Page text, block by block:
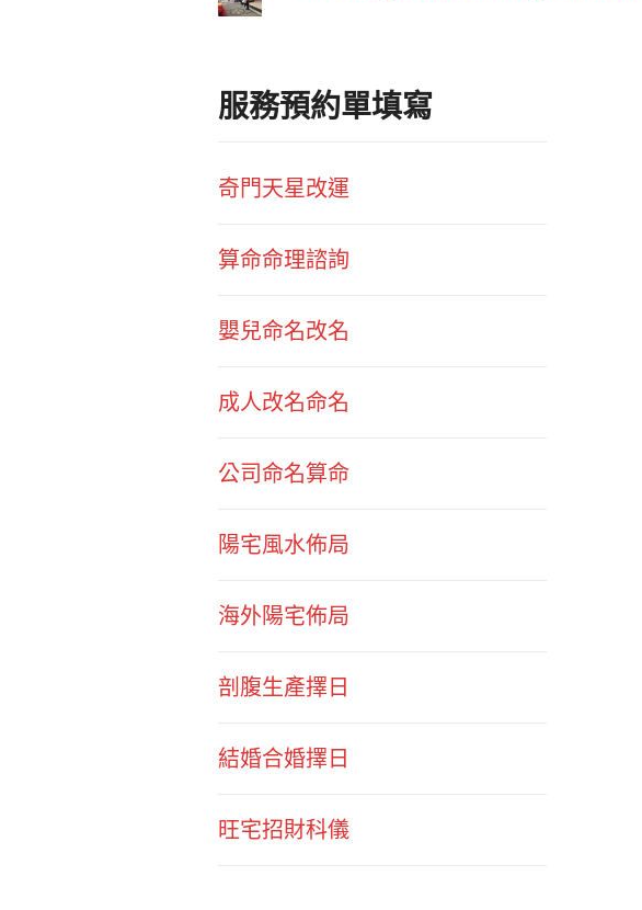
服務預約單填寫
奇門天星改運
算命命理諮詢
嬰兒命名改名
成人改名命名
公司命名算命
陽宅風水佈局
海外陽宅佈局
剖腹生產擇日
結婚合婚擇日
旺宅招財科儀